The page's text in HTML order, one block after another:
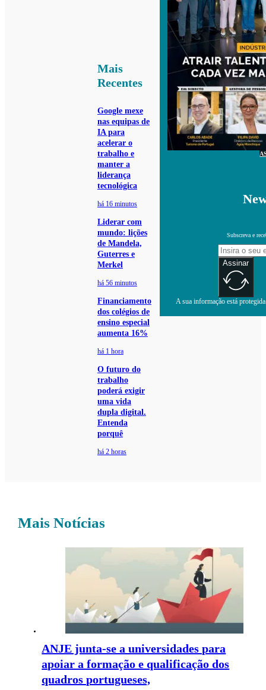
Mais
Recentes
Google mexe
nas equipas de
IA para
acelerar o
trabalho e
manter a
liderança
tecnológica
há 16 minutos
Liderar com
mundo: lições
de Mandela,
Guterres e
Merkel
há 56 minutos
Financiamento
dos colégios de
ensino especial
aumenta 16%
há 1 hora
O futuro do
trabalho
poderá exigir
uma vida
dupla digital.
Entenda
porquê
há 2 horas
Subscreva e
Assinar
A sua informação está
Mais Notícias
ANJE junta-se a universidades para
apoiar a formação e qualificação dos
quadros portugueses,